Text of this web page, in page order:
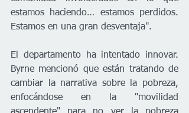
estamos haciendo… estamos perdidos.
Estamos en una gran desventaja".
El departamento ha intentado innovar.
Byrne mencionó que están tratando de
cambiar la narrativa sobre la pobreza,
enfocándose en la "movilidad